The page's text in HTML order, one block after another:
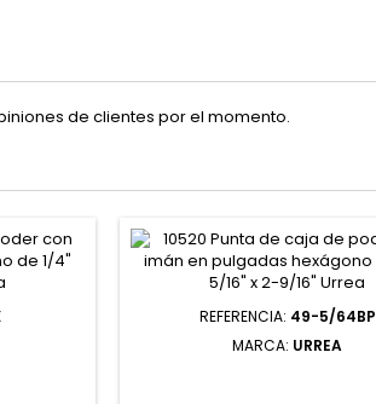
de clientes por el momento.
REFERENCIA: 49-5/64BP
MARCA: URREA